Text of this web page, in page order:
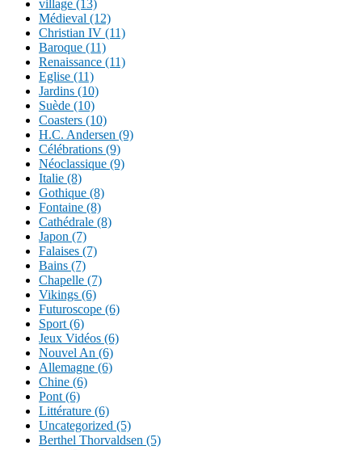
village (13)
Médieval (12)
Christian IV (11)
Baroque (11)
Renaissance (11)
Eglise (11)
Jardins (10)
Suède (10)
Coasters (10)
H.C. Andersen (9)
Célébrations (9)
Néoclassique (9)
Italie (8)
Gothique (8)
Fontaine (8)
Cathédrale (8)
Japon (7)
Falaises (7)
Bains (7)
Chapelle (7)
Vikings (6)
Futuroscope (6)
Sport (6)
Jeux Vidéos (6)
Nouvel An (6)
Allemagne (6)
Chine (6)
Pont (6)
Littérature (6)
Uncategorized (5)
Berthel Thorvaldsen (5)